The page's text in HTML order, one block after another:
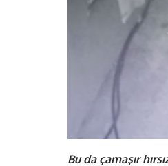
Bu da çamaşır